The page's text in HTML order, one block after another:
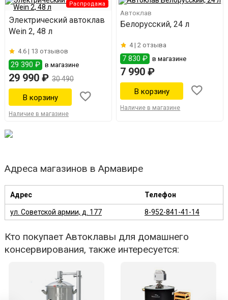
Распродажа
Электрический автоклав
Wein 2, 48 л
4.6 | 13 отзывов
29 390 ₽ в магазине
29 990 ₽ 30 490
Наличие в магазине
Автоклав
Белорусский, 24 л
4 |2 отзыва
7 830 ₽ в магазине
7 990 ₽
Наличие в магазине
Адреса магазинов в Армавире
Адрес Телефон
ул. Советской армии, д. 177 8-952-841-41-14
Кто покупает Автоклавы для домашнего
консервирования, также интересуется: